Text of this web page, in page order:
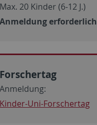
Max. 20 Kinder (6-12 J.)
Anmeldung erforderlich
Forschertag
Anmeldung:
Kinder-Uni-Forschertag